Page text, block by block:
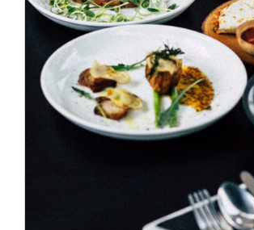
ADD TO CART /